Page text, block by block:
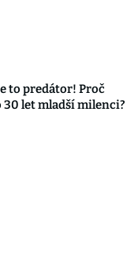
to predátor! Proč
let mladší milenci?